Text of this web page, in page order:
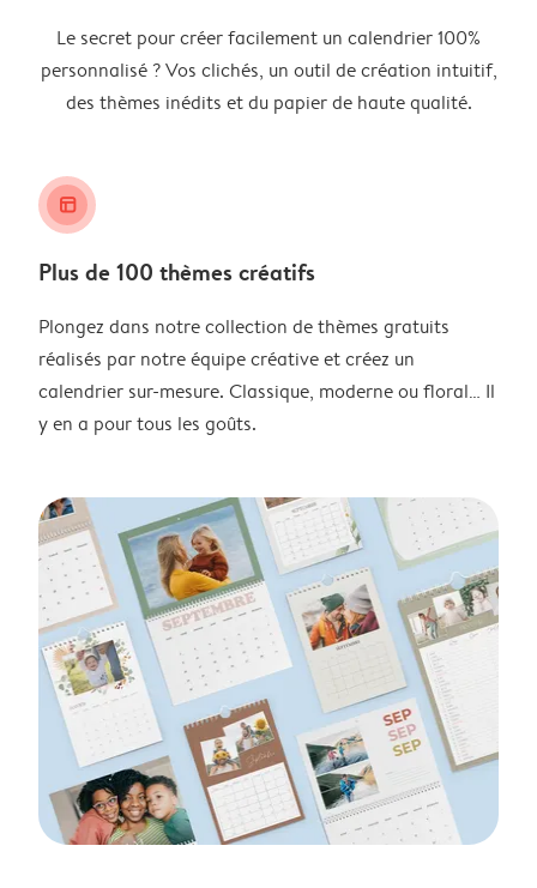
Le secret pour créer facilement un calendrier 100%
personnalisé ? Vos clichés, un outil de création intuitif,
des thèmes inédits et du papier de haute qualité.
layout_alt
Plus de 100 thèmes créatifs
Plongez dans notre collection de thèmes gratuits
réalisés par notre équipe créative et créez un
calendrier sur-mesure. Classique, moderne ou floral… Il
y en a pour tous les goûts.